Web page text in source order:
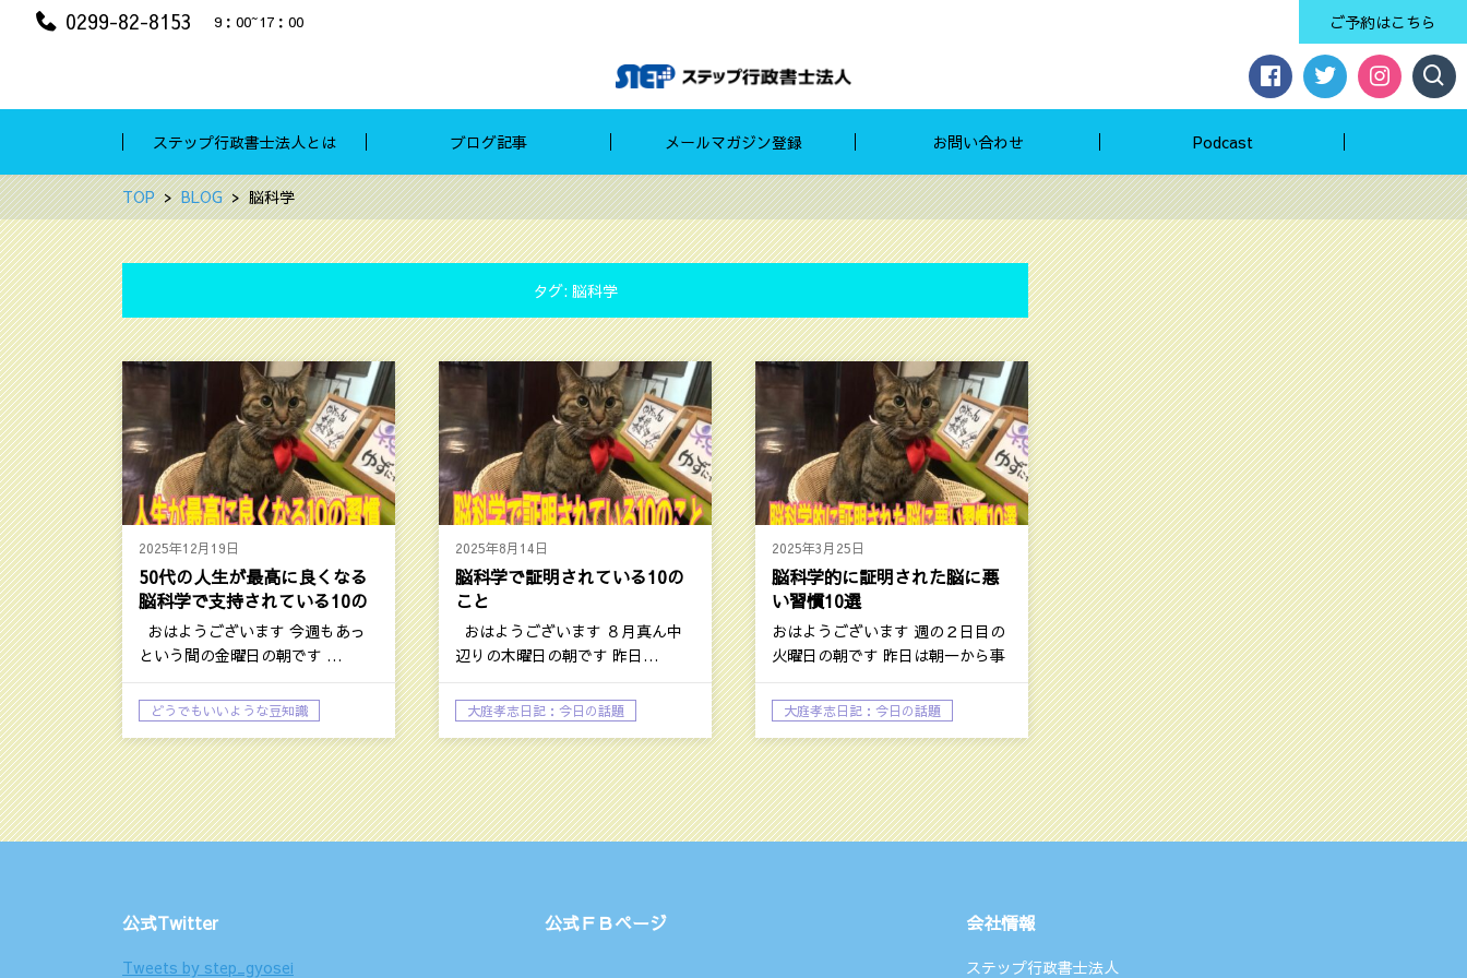
0299-82-8153 9：00~17：00 ご予約はこちら
ステップ行政書士法人とは ブログ記事 メールマガジン登録 お問い合わせ Podcast
TOP BLOG 脳科学
タグ: 脳科学
2025年12月19日
50代の人生が最高に良くなる
脳科学で支持されている10の
習慣
おはようございます 今週もあっ
という間の金曜日の朝です …
どうでもいいような豆知識
大庭孝志日記：今日の話題
2025年8月14日
脳科学で証明されている10の
こと
おはようございます ８月真ん中
辺りの木曜日の朝です 昨日…
大庭孝志日記：今日の話題
自己啓発系の話題
2025年3月25日
脳科学的に証明された脳に悪
い習慣10選
おはようございます 週の２日目の
火曜日の朝です 昨日は朝一から事
大庭孝志日記：今日の話題
自己啓発系の話題
公式Twitter
Tweets by step_gyosei
公式ＦＢページ 会社情報
ステップ行政書士法人